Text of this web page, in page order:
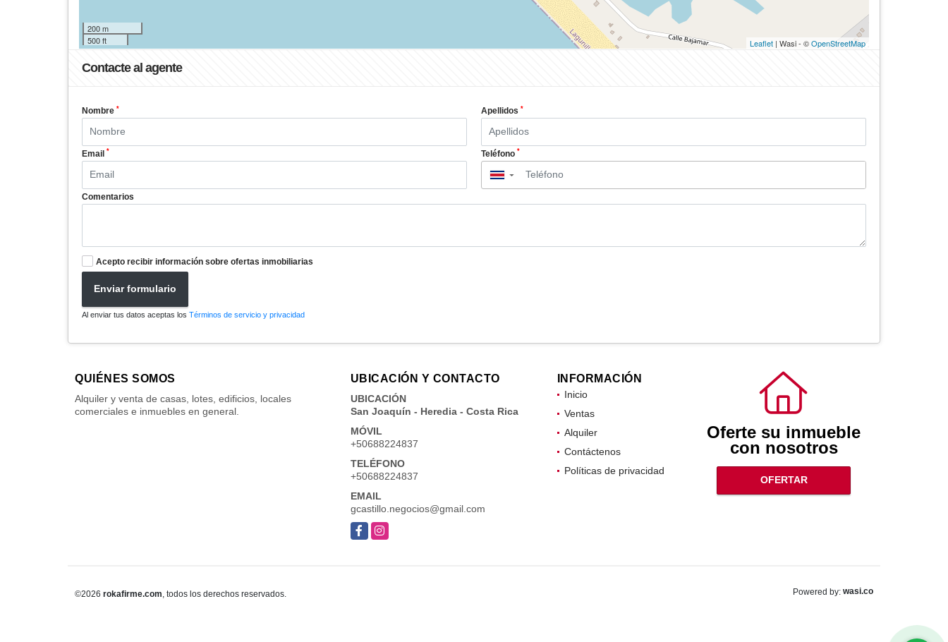
200 m
500 ft
Leaflet | Wasi - ©OpenStreetMap
Contacte al agente
Nombre * Apellidos *
Email * Teléfono *
▼
Comentarios
Acepto recibir información sobre ofertas inmobiliarias
Enviar formulario
Al enviar tus datos aceptas los Términos de servicio y privacidad
QUIÉNES SOMOS
Alquiler y venta de casas, lotes, edificios, locales
comerciales e inmuebles en general.
UBICACIÓN Y CONTACTO
UBICACIÓN
San Joaquín - Heredia - Costa Rica
MÓVIL
+50688224837
TELÉFONO
+50688224837
EMAIL
gcastillo.negocios@gmail.com
FacebookInstagram
INFORMACIÓN
Inicio
Ventas
Alquiler
Contáctenos
Políticas de privacidad
Oferte su inmueble
con nosotros
OFERTAR
©2026 rokafirme.com, todos los derechos reservados. Powered by: wasi.co